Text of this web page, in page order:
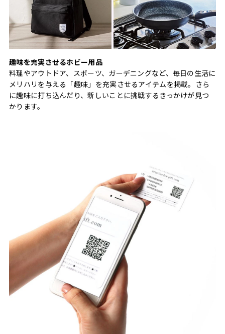
趣味を充実させるホビー用品
料理やアウトドア、スポーツ、ガーデニングなど、毎日の生活に
メリハリを与える「趣味」を充実させるアイテムを掲載。さら
に趣味に打ち込んだり、新しいことに挑戦するきっかけが見つ
かります。